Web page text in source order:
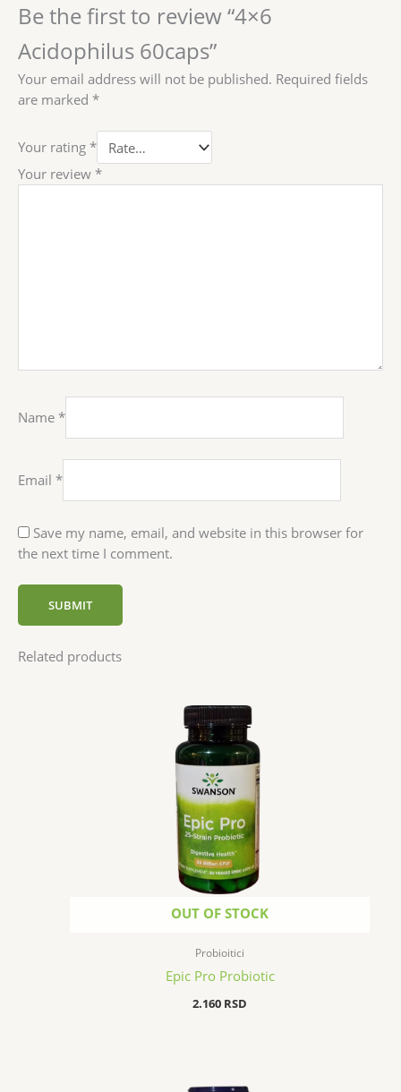
Be the first to review “4×6
Acidophilus 60caps”
Your email address will not be published. Required fields
are marked *
Your rating *
Your review *
Name *
Email *
Save my name, email, and website in this browser for
the next time I comment.
Related products
OUT OF STOCK
Probioitici
Epic Pro Probiotic
2.160 RSD